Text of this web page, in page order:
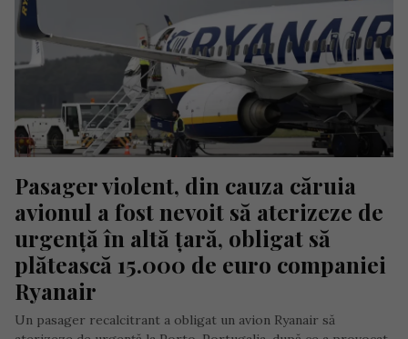
Pasager violent, din cauza căruia
avionul a fost nevoit să aterizeze de
urgență în altă țară, obligat să
plătească 15.000 de euro companiei
Ryanair
Un pasager recalcitrant a obligat un avion Ryanair să